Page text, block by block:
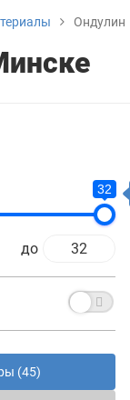
Ондулин
32
до
(45)